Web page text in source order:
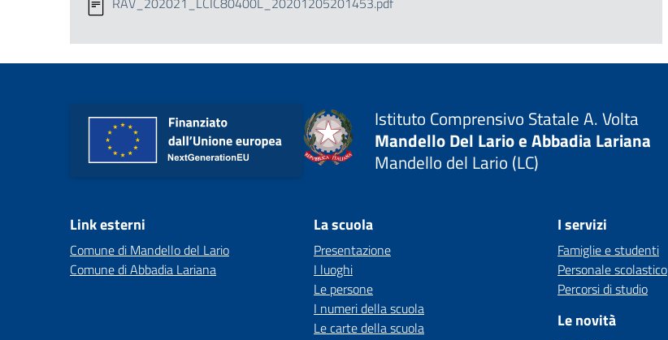
Istituto Comprensivo Statale A. Volta
Mandello Del Lario e Abbadia Lariana
Mandello del Lario (LC)
Link esterni
Comune di Mandello del Lario
Comune di Abbadia Lariana
La scuola
Presentazione
I luoghi
Le persone
I numeri della scuola
Le carte della scuola
I servizi
Famiglie e studenti
Personale scolastico
Percorsi di studio
Le novità